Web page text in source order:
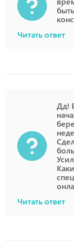
Читать ответ
Дд!
Читать ответ